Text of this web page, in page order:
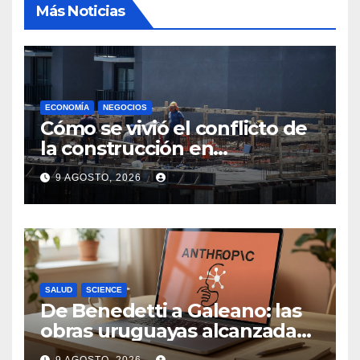
Más Noticias
ECONOMÍA NEGOCIOS
Cómo se vivió el conflicto de
la construcción en
Maldonado, un
departamento donde el
sector tiene sus
particularidades
9 AGOSTO, 2026
SALUD SCIENCE
De Benedetti a Galeano: las
obras uruguayas alcanzadas
por la demanda colectiva de